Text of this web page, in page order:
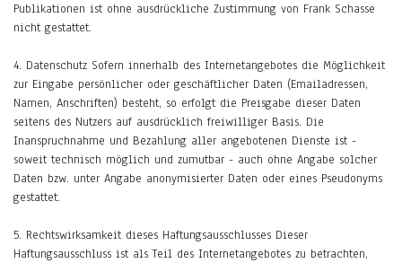
Publikationen ist ohne ausdrückliche Zustimmung von Frank Schasse
nicht gestattet.
4. Datenschutz Sofern innerhalb des Internetangebotes die Möglichkeit
zur Eingabe persönlicher oder geschäftlicher Daten (Emailadressen,
Namen, Anschriften) besteht, so erfolgt die Preisgabe dieser Daten
seitens des Nutzers auf ausdrücklich freiwilliger Basis. Die
Inanspruchnahme und Bezahlung aller angebotenen Dienste ist -
soweit technisch möglich und zumutbar - auch ohne Angabe solcher
Daten bzw. unter Angabe anonymisierter Daten oder eines Pseudonyms
gestattet.
5. Rechtswirksamkeit dieses Haftungsausschlusses Dieser
Haftungsausschluss ist als Teil des Internetangebotes zu betrachten,